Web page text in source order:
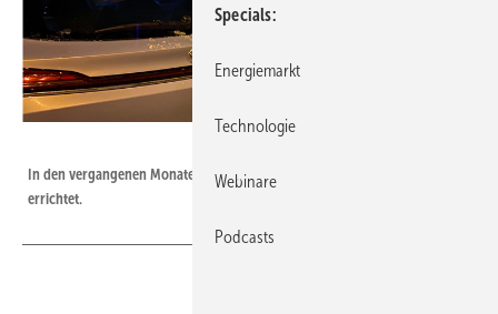
In den vergangenen Monaten wurden sehr viele Schnellladesäulen
errichtet.
Specials
Energiemarkt
Technologie
Webinare
Podcasts